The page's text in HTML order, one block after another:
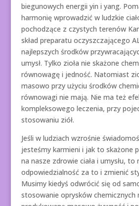
biegunowych energii yin i yang.
harmonię wprowadzić w ludzkie
pochodzące z czystych terenów
skład preparatu oczyszczającego
najlepszych środków
umysł. Tylko zioła nie skażone
równowagę i jedność. Natomiast
masowo przy użyciu środków
równowagi nie mają. Nie ma też
kompleksowego leczenia, przy
stosowaniu ziół.
Jeśli w ludziach wzrośnie
jesteśmy karmieni i jak to skażone
na nasze zdrowie ciała i umysłu,
odpowiedzialność za to i zmienić
Musimy kiedyś odwrócić się od
stosowanie oprysków chemicznych